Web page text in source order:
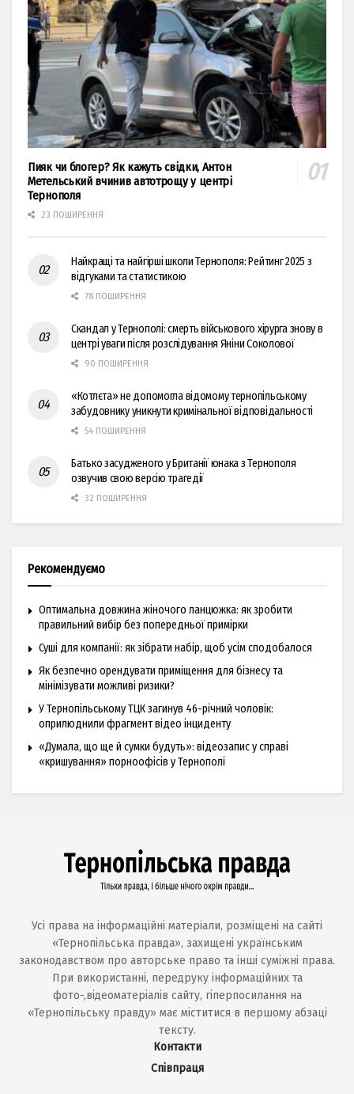
Пияк чи блогер? Як кажуть свідки, Антон
Метельський вчинив автотрощу у центрі
Тернополя
23 ПОШИРЕННЯ
Найкращі та найгірші школи Тернополя: Рейтинг 2025 з
відгуками та статистикою
78 ПОШИРЕННЯ
Скандал у Тернополі: смерть військового хірурга знову в
центрі уваги після розслідування Яніни Соколової
90 ПОШИРЕННЯ
«Котлєта» не допомогла відомому тернопільському
забудовнику уникнути кримінальної відповідальності
54 ПОШИРЕННЯ
Батько засудженого у Британії юнака з Тернополя
озвучив свою версію трагедії
32 ПОШИРЕННЯ
Рекомендуємо
Оптимальна довжина жіночого ланцюжка: як зробити
правильний вибір без попередньої примірки
Суші для компанії: як зібрати набір, щоб усім сподобалося
Як безпечно орендувати приміщення для бізнесу та
мінімізувати можливі ризики?
У Тернопільському ТЦК загинув 46-річний чоловік:
оприлюднили фрагмент відео інциденту
«Думала, що ще й сумки будуть»: відеозапис у справі
«кришування» порноофісів у Тернополі
Усі права на інформаційні матеріали, розміщені на сайті
«Тернопільська правда», захищені українським
законодавством про авторське право та інші суміжні права.
При використанні, передруку інформаційних та
фото-,відеоматеріалів сайту, гіперпосилання на
«Тернопільську правду» має міститися в першому абзаці
тексту.
Контакти
Співпраця